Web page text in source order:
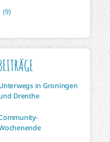
(9)
in Groningen
Drenthe